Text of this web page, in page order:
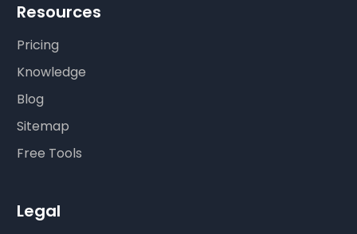
Resources
Pricing
Knowledge
Blog
Sitemap
Free Tools
Legal